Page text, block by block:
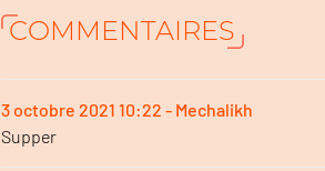
COMMENTAIRES
3 octobre 2021 10:22 - Mechalikh
Supper